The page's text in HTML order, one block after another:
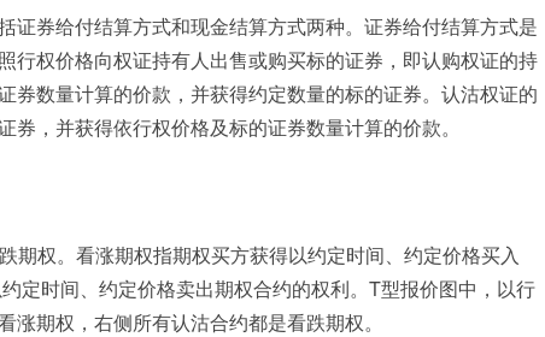
证券给付结算方式和现金结算方式两种。证券给付结算方式是
行权价格向权证持有人出售或购买标的证券，即认购权证的持
券数量计算的价款，并获得约定数量的标的证券。认沽权证的
，并获得依行权价格及标的证券数量计算的价款。
期权。看涨期权指期权买方获得以约定时间、约定价格买入
定时间、约定价格卖出期权合约的权利。T型报价图中，以行
期权，右侧所有认沽合约都是看跌期权。